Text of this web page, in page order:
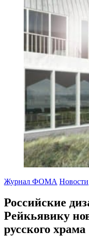
Журнал ФОМА Новости
Российские
Рейкьявику
русского храма